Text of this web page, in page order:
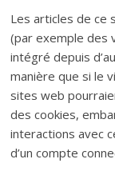
Les articles de ce
(par exemple des
intégré depuis
manière que si le
sites web
des cookies,
interactions avec
d’un compte